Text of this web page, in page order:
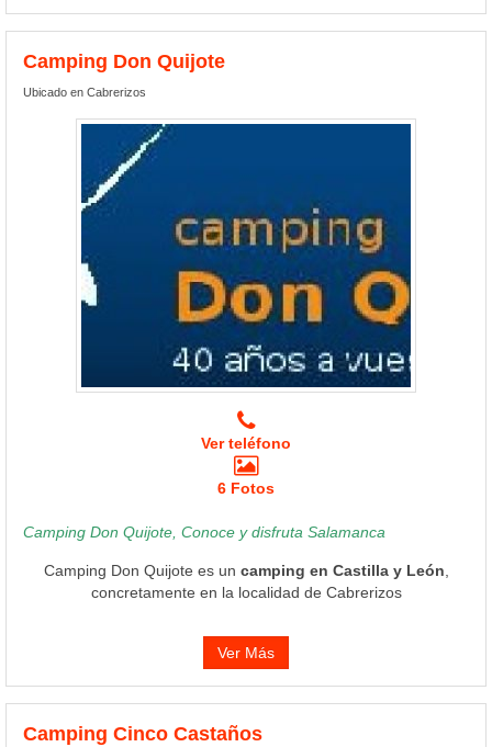
Camping Don Quijote
Ubicado en Cabrerizos
Ver teléfono
6 Fotos
Camping Don Quijote, Conoce y disfruta Salamanca
Camping Don Quijote es un camping en Castilla y León
concretamente en la localidad de Cabrerizos
Ver Más
Camping Cinco Castaños